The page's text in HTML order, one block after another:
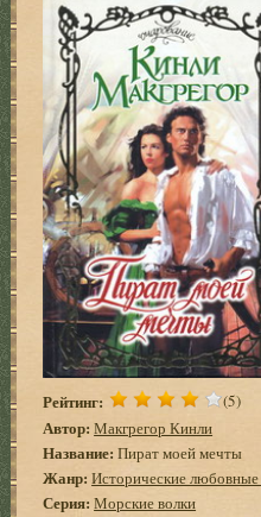
Рейтинг: (5)
Автор: Макгрегор Кинли
Название: Пират моей мечты
Жанр: Исторические
Серия: Морские волки